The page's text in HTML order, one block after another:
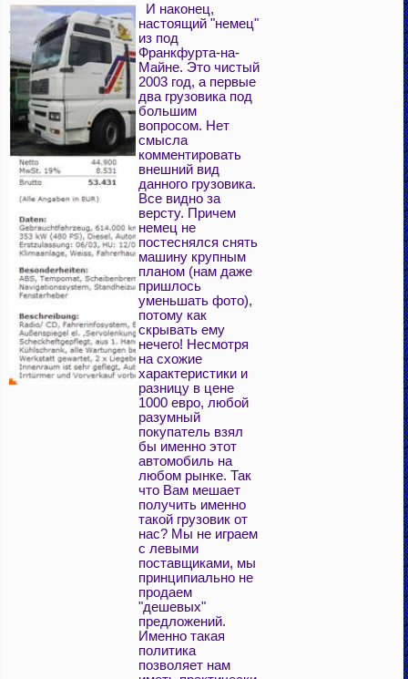
И наконец,
настоящий "немец"
из под
Франкфурта-на-
Майне. Это чистый
2003 год, а первые
два грузовика под
большим
вопросом. Нет
смысла
комментировать
внешний вид
данного грузовика.
Все видно за
версту. Причем
немец не
постеснялся снять
машину крупным
планом (нам даже
пришлось
уменьшать фото),
потому как
скрывать ему
нечего! Несмотря
на схожие
характеристики и
разницу в цене
1000 евро, любой
разумный
покупатель взял
бы именно этот
автомобиль на
любом рынке. Так
что Вам мешает
получить именно
такой грузовик от
нас? Мы не играем
с левыми
поставщиками, мы
принципиально не
продаем
"дешевых"
предложений.
Именно такая
политика
позволяет нам